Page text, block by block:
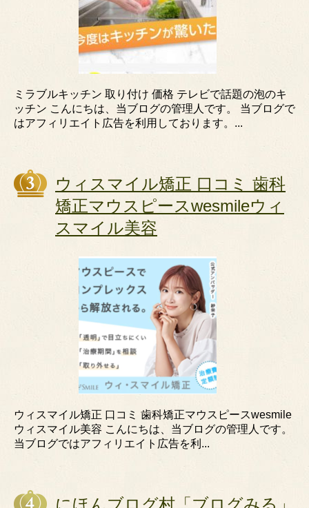
ミラブルキッチン 取り付け 価格 テレビで話題の泡のキ
ッチン こんにちは、当ブログの管理人です。 当ブログで
はアフィリエイト広告を利用しております。...
ウィスマイル矯正 口コミ 歯科
矯正マウスピースwesmileウィ
スマイル美容
ウィスマイル矯正 口コミ 歯科矯正マウスピースwesmile
ウィスマイル美容 こんにちは、当ブログの管理人です。
当ブログではアフィリエイト広告を利...
にほんブログ村「ブログみる」